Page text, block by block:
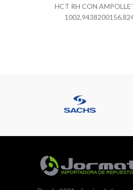
HCT RH CON